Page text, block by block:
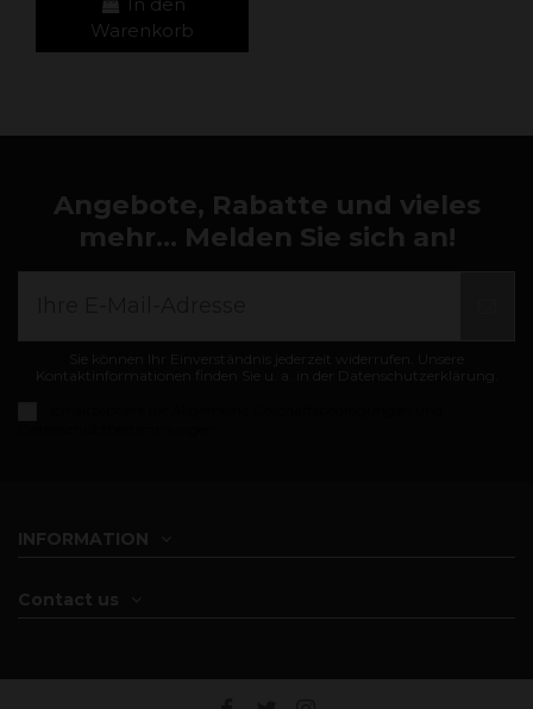
Warenkorb
Angebote, Rabatte und vieles
mehr... Melden Sie sich an!
INFORMATION
Contact us